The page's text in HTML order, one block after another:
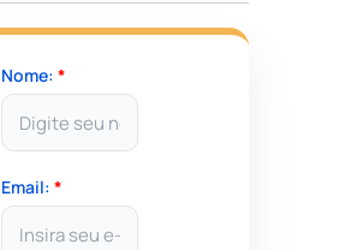
Nome: *
Email: *